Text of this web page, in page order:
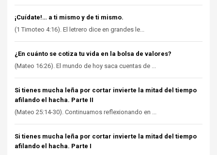
¡Cuídate!… a ti mismo y de ti mismo.
(1 Timoteo 4:16). El letrero dice en grandes le...
¿En cuánto se cotiza tu vida en la bolsa de valores?
(Mateo 16:26). El mundo de hoy saca cuentas de ...
Si tienes mucha leña por cortar invierte la mitad del tiempo
afilando el hacha. Parte II
(Mateo 25:14-30). Continuamos reflexionando en ...
Si tienes mucha leña por cortar invierte la mitad del tiempo
afilando el hacha. Parte I